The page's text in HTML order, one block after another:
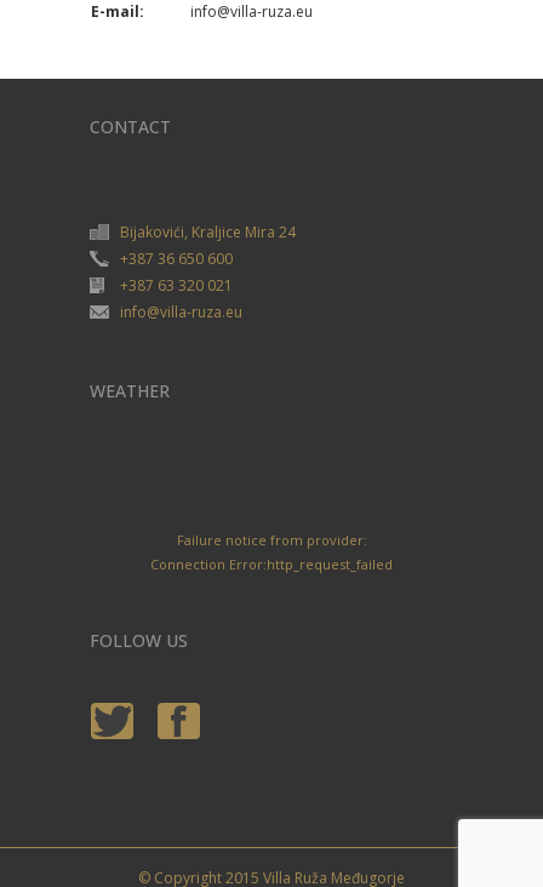
E-mail:
info@villa-ruza.eu
CONTACT
Bijakovići, Kraljice Mira 24
+387 36 650 600
+387 63 320 021
info@villa-ruza.eu
WEATHER
Failure notice from provider:
Connection Error:http_request_failed
FOLLOW US
© Copyright 2015 Villa Ruža Međugorje